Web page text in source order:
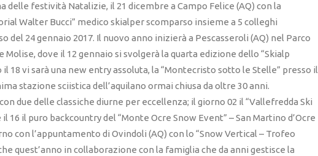
delle festività Natalizie, il 21 dicembre a Campo Felice (AQ) con la
Walter Bucci” medico skialper scomparso insieme a 5 colleghi
del 24 gennaio 2017. Il nuovo anno inizierà a Pescasseroli (AQ) nel Parco
Molise, dove il 12 gennaio si svolgerà la quarta edizione dello “Skialp
il 18 vi sarà una new entry assoluta, la “Montecristo sotto le Stelle” presso il
stazione sciistica dell’aquilano ormai chiusa da oltre 30 anni.
due delle classiche diurne per eccellenza; il giorno 02 il “Vallefredda Ski
16 il puro backcountry del “Monte Ocre Snow Event” – San Martino d’Ocre
con l’appuntamento di Ovindoli (AQ) con lo “Snow Vertical – Trofeo
quest’anno in collaborazione con la famiglia che da anni gestisce la